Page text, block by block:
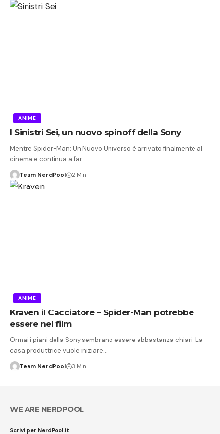
ANIME
I Sinistri Sei, un nuovo spinoff della Sony
Mentre Spider-Man: Un Nuovo Universo è arrivato finalmente al
cinema e continua a far…
Team NerdPool 2 Min
ANIME
Kraven il Cacciatore – Spider-Man potrebbe
essere nel film
Ormai i piani della Sony sembrano essere abbastanza chiari. La
casa produttrice vuole iniziare…
Team NerdPool 3 Min
WE ARE NERDPOOL
Scrivi per NerdPool.it